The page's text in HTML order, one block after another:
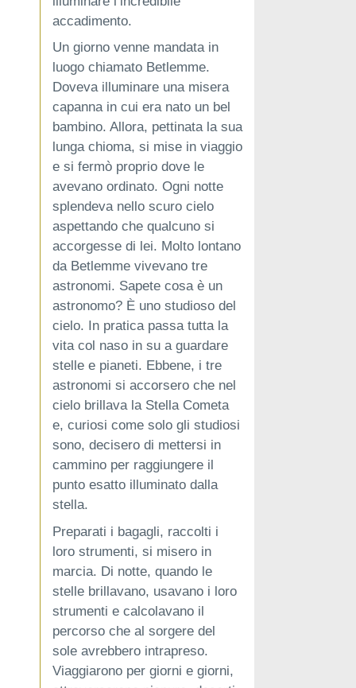
accadimento.
Un giorno venne mandata in
luogo chiamato Betlemme.
Doveva illuminare una misera
capanna in cui era nato un bel
bambino. Allora, pettinata la sua
lunga chioma, si mise in viaggio
e si fermò proprio dove le
avevano ordinato. Ogni notte
splendeva nello scuro cielo
aspettando che qualcuno si
accorgesse di lei. Molto lontano
da Betlemme vivevano tre
astronomi. Sapete cosa è un
astronomo? È uno studioso del
cielo. In pratica passa tutta la
vita col naso in su a guardare
stelle e pianeti. Ebbene, i tre
astronomi si accorsero che nel
cielo brillava la Stella Cometa
e, curiosi come solo gli studiosi
sono, decisero di mettersi in
cammino per raggiungere il
punto esatto illuminato dalla
stella.
Preparati i bagagli, raccolti i
loro strumenti, si misero in
marcia. Di notte, quando le
stelle brillavano, usavano i loro
strumenti e calcolavano il
percorso che al sorgere del
sole avrebbero intrapreso.
Viaggiarono per giorni e giorni,